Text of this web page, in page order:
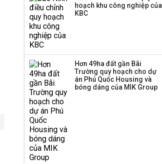
hoạch khu công nghiệp của
KBC
Hơn 49ha đất gần Bãi
Trường quy hoạch cho dự
án Phú Quốc Housing và
bóng dáng của MIK Group